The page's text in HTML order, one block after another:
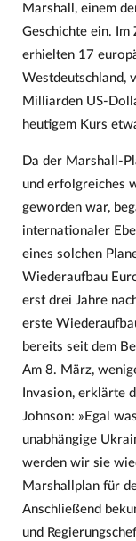
Marshall, einem
Geschichte ein.
erhielten 17
Westdeutschland,
Milliarden US-
heutigem Kurs
Da der Marshall-
und erfolgreiches
geworden war,
internationaler
eines solchen
Wiederaufbau
erst drei Jahre
erste
bereits seit dem
Am 8. März,
Invasion, erklärte
Johnson: »Egal
unabhängige
werden wir sie
Marshallplan für
Anschließend
und